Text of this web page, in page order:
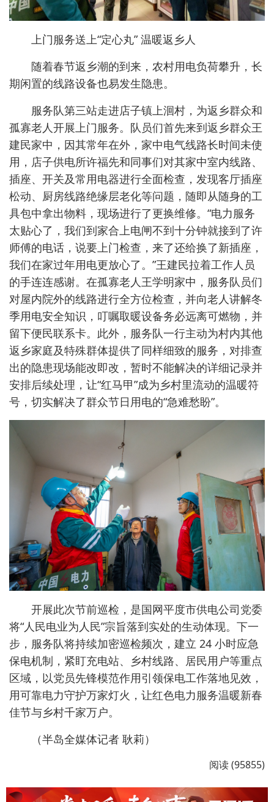
上门服务送上“定心丸” 温暖返乡人
随着春节返乡潮的到来，农村用电负荷攀升，长
期闲置的线路设备也易发生隐患。
服务队第三站走进店子镇上洄村，为返乡群众和
孤寡老人开展上门服务。队员们首先来到返乡群众王
建民家中，因其常年在外，家中电气线路长时间未使
用，店子供电所许福先和同事们对其家中室内线路、
插座、开关及常用电器进行全面检查，发现客厅插座
松动、厨房线路绝缘层老化等问题，随即从随身的工
具包中拿出物料，现场进行了更换维修。“电力服务
太贴心了，我们到家合上电闸不到十分钟就接到了许
师傅的电话，说要上门检查，来了还给换了新插座，
我们在家过年用电更放心了。”王建民拉着工作人员
的手连连感谢。在孤寡老人王学明家中，服务队员们
对屋内院外的线路进行全方位检查，并向老人讲解冬
季用电安全知识，叮嘱取暖设备务必远离可燃物，并
留下便民联系卡。此外，服务队一行主动为村内其他
返乡家庭及特殊群体提供了同样细致的服务，对排查
出的隐患现场能改即改，暂时不能解决的详细记录并
安排后续处理，让“红马甲”成为乡村里流动的温暖符
号，切实解决了群众节日用电的“急难愁盼”。
开展此次节前巡检，是国网平度市供电公司党委
将“人民电业为人民”宗旨落到实处的生动体现。下一
步，服务队将持续加密巡检频次，建立 24 小时应急
保电机制，紧盯充电站、乡村线路、居民用户等重点
区域，以党员先锋模范作用引领保电工作落地见效，
用可靠电力守护万家灯火，让红色电力服务温暖新春
佳节与乡村千家万户。
（半岛全媒体记者 耿莉）
阅读 (95855)